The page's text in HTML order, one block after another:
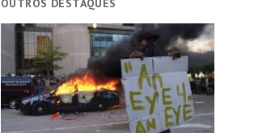
OUTROS DESTAQUES